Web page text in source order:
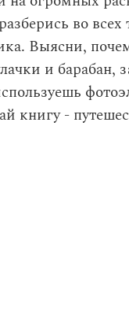
во всех
Выясни,
и барабан,
книгу -